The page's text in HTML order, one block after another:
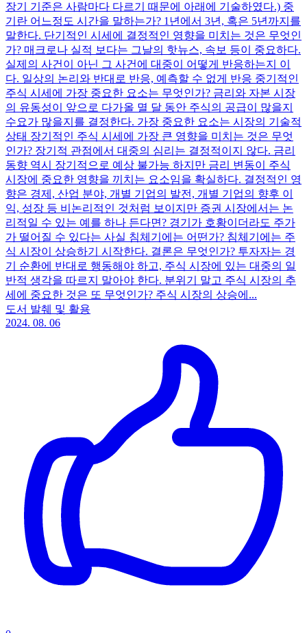
장기 기준은 사람마다 다르기 때문에 아래에 기술하였다.) 중
기란 어느정도 시간을 말하는가? 1년에서 3년, 혹은 5년까지를
말한다. 단기적인 시세에 결정적인 영향을 미치는 것은 무엇인
가? 매크로나 실적 보다는 그날의 핫뉴스, 속보 등이 중요하다.
실제의 사건이 아닌 그 사건에 대중이 어떻게 반응하는지 이
다. 일상의 논리와 반대로 반응, 예측할 수 없게 반응 중기적인
주식 시세에 가장 중요한 요소는 무엇인가? 금리와 자본 시장
의 유동성이 앞으로 다가올 멸 달 동안 주식의 공급이 많을지
수요가 많을지를 결정한다. 가장 중요한 요소는 시장의 기술적
상태 장기적인 주식 시세에 가장 큰 영향을 미치는 것은 무엇
인가? 장기적 관점에서 대중의 심리는 결정적이지 않다. 금리
동향 역시 장기적으로 예상 불가능 하지만 금리 변동이 주식
시장에 중요한 영향을 끼치는 요소임을 확실하다. 결정적인 영
향은 경제, 산업 분야, 개별 기업의 발전, 개별 기업의 향후 이
익, 성장 등 비논리적인 것처럼 보이지만 증권 시장에서는 논
리적일 수 있는 예를 하나 든다면? 경기가 호황이더라도 주가
가 떨어질 수 있다는 사실 침체기에는 어떤가? 침체기에는 주
식 시장이 상승하기 시작한다. 결론은 무엇인가? 투자자는 경
기 순환에 반대로 행동해야 하고, 주식 시장에 있는 대중의 일
반적 생각을 따르지 말아야 한다. 분위기 말고 주식 시장의 추
세에 중요한 것은 또 무엇인가? 주식 시장의 상승에...
도서 발췌 및 활용
2024. 08. 06